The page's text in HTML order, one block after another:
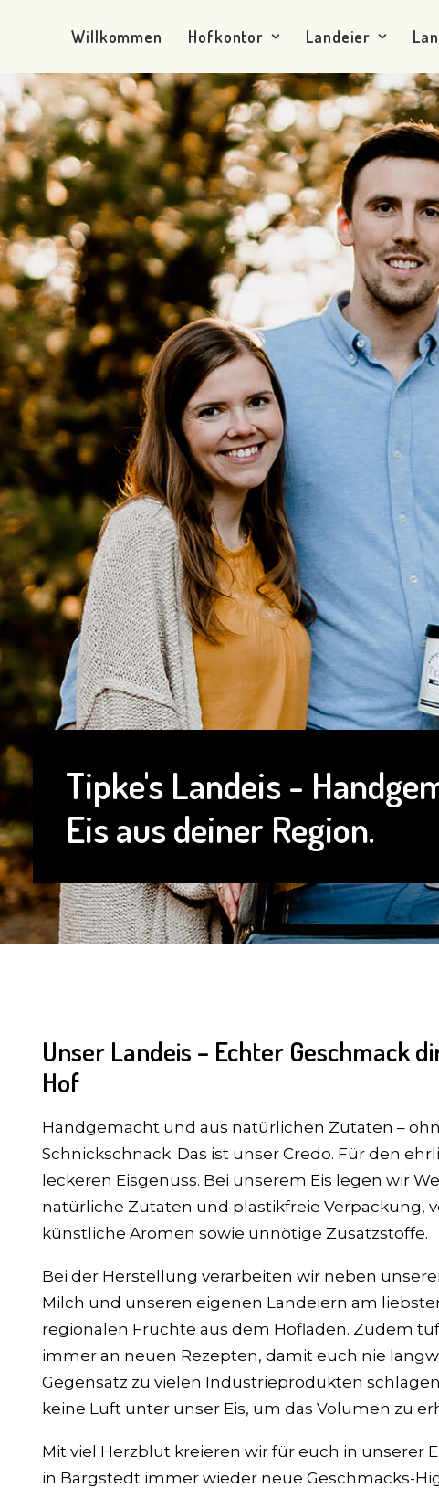
Willkommen Hofkontor Landeier
Tipke's Landeis -
Eis aus deiner Region.
Unser Landeis – Echter Geschmack
Hof
Handgemacht und aus natürlichen Zutaten –
Schnickschnack. Das ist unser Credo. Für den
leckeren Eisgenuss. Bei unserem Eis legen wir
natürliche Zutaten und plastikfreie Verpackung,
künstliche Aromen sowie unnötige Zusatzstoffe.
Bei der Herstellung verarbeiten wir neben
Milch und unseren eigenen Landeiern am
regionalen Früchte aus dem Hofladen. Zudem
immer an neuen Rezepten, damit euch nie
Gegensatz zu vielen Industrieprodukten
keine Luft unter unser Eis, um das Volumen zu
Mit viel Herzblut kreieren wir für euch in unserer
in Bargstedt immer wieder neue Geschmacks-